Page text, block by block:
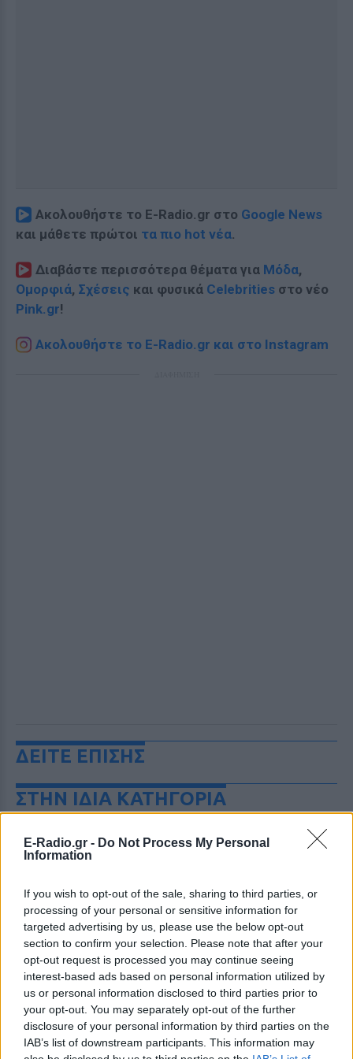
E-Radio.gr - Do Not Process My Personal
Information
If you wish to opt-out of the sale, sharing to third parties, or
processing of your personal or sensitive information for
targeted advertising by us, please use the below opt-out
section to confirm your selection. Please note that after your
opt-out request is processed you may continue seeing
interest-based ads based on personal information utilized by
us or personal information disclosed to third parties prior to
your opt-out. You may separately opt-out of the further
disclosure of your personal information by third parties on the
IAB’s list of downstream participants. This information may
Ακολουθήστε το E-Radio.gr στο Google News
και μάθετε πρώτοι τα πιο hot νέα.
Διαβάστε περισσότερα θέματα για Μόδα,
Ομορφιά, Σχέσεις και φυσικά Celebrities στο νέο
Pink.gr!
Ακολουθήστε το E-Radio.gr και στο Instagram
ΔΕΙΤΕ ΕΠΙΣΗΣ
ΣΤΗΝ ΙΔΙΑ ΚΑΤΗΓΟΡΙΑ
Ηθοποιός του Χάρι Πότερ
άνοιξε OnlyFans και κερδίζει
υποκριτική
ΣΉΜΕΡΑ
Η Τζέσι Κέιβ, που υποδυόταν τη
Λάβεντερ Μπράουν, αποκάλυψε ότι την
πρώτη μέρα στην πλατφόρμα εισέπραξε
17.500 ευρώ
Μπρίτνεϊ Σπίαρς: Το μπότοξ
που την «κατέστρεψε» και η
προειδοποίηση στις γυναίκες
ΣΉΜΕΡΑ